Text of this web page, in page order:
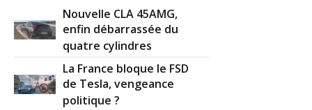
Nouvelle CLA 45AMG,
enfin débarrassée du
quatre cylindres
La France bloque le FSD
de Tesla, vengeance
politique ?